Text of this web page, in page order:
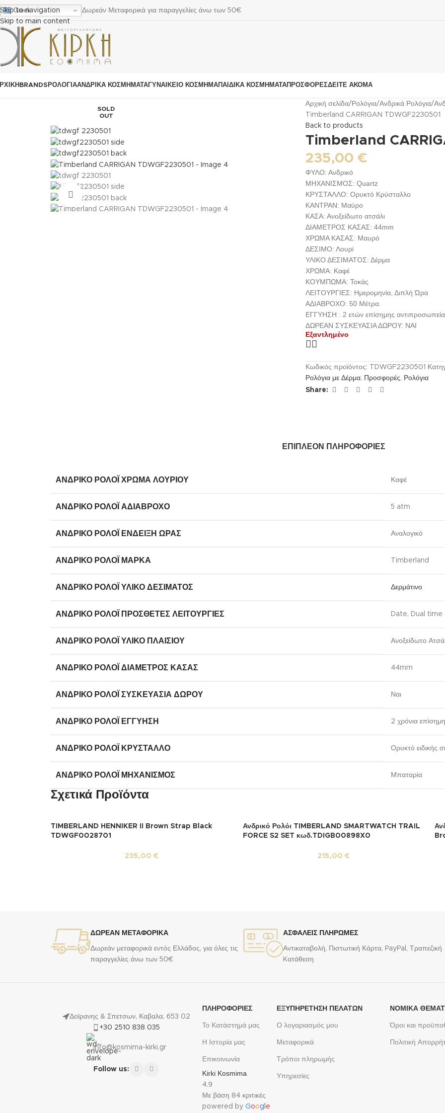
Skip to navigation
Skip to main content
Greek Δωρεάν Μεταφορικά για παραγγελίες άνω των 50€
BRANDS ΡΟΛΌΓΙΑΑΝΔΡΙΚΆ ΚΟΣΜΉΜΑΤΑ ΓΥΝΑΙΚΕΊΟ ΚΟΣΜΉΜΑΠΑΙΔΙΚΆ ΚΟΣΜΉΜΑΤΑΠΡΟΣΦΟΡΈΣΔΕΊΤΕ ΑΚΌΜΑ
SOLD
OUT
Click to enlarge
Αρχική σελίδα Ρολόγια Ανδρικά Ρολόγια
Timberland CARRIGAN TDWGF2230501
Back to products
Timberland
235,00€
ΦΥΛΟ: Ανδρικό
ΜΗΧΑΝΙΣΜΟΣ: Quartz
ΚΡΥΣΤΑΛΛΟ: Ορυκτό Κρύσταλλο
ΚΑΝΤΡΑΝ: Μαύρο
ΚΑΣΑ: Ανοξείδωτο ατσάλι
ΔΙΑΜΕΤΡΟΣ ΚΑΣΑΣ: 44mm
ΧΡΩΜΑ ΚΑΣΑΣ: Μαυρό
ΔΕΣΙΜΟ: Λουρί
ΥΛΙΚΟ ΔΕΣΙΜΑΤΟΣ: Δέρμα
ΧΡΩΜΑ: Καφέ
ΚΟΥΜΠΩΜΑ: Τοκάς
ΛΕΙΤΟΥΡΓΙΕΣ: Ημερομηνία, Διπλή Ώρα
ΑΔΙΑΒΡΟΧΟ: 50 Μέτρα.
ΕΓΓΥΗΣΗ : 2 ετών επίσημης
ΔΩΡΕΑΝ ΣΥΣΚΕΥΑΣΙΑ ΔΩΡΟΥ: NAI
Εξαντλημένο
Κωδικός προϊόντος: TDWGF2230501
Ρολόγια με Δέρμα, Προσφορές, Ρολόγια
Share:
ΕΠΙΠΛΈΟΝ ΠΛΗΡΟΦΟΡΊΕΣ
ΑΝΔΡΙΚΌ ΡΟΛΌΙ ΧΡΏΜΑ ΛΟΥΡΙΟΎ Καφέ
ΑΝΔΡΙΚΌ ΡΟΛΌΙ ΑΔΙΆΒΡΟΧΟ 5 atm
ΑΝΔΡΙΚΌ ΡΟΛΌΙ ΈΝΔΕΙΞΗ ΏΡΑΣ Αναλογικό
ΑΝΔΡΙΚΌ ΡΟΛΌΙ ΜΆΡΚΑ Timberland
ΑΝΔΡΙΚΌ ΡΟΛΌΙ ΥΛΙΚΌ ΔΈΣΙΜΑΤΟΣ Δερμάτινο
ΑΝΔΡΙΚΌ ΡΟΛΌΙ ΠΡΌΣΘΕΤΕΣ ΛΕΙΤΟΥΡΓΊΕΣ Date, Dual time
ΑΝΔΡΙΚΌ ΡΟΛΌΙ ΥΛΙΚΌ ΠΛΑΙΣΊΟΥ Ανοξείδωτο
ΑΝΔΡΙΚΌ ΡΟΛΌΙ ΔΙΆΜΕΤΡΟΣ ΚΆΣΑΣ 44mm
ΑΝΔΡΙΚΌ ΡΟΛΌΙ ΣΥΣΚΕΥΑΣΊΑ ΔΏΡΟΥ Ναι
ΑΝΔΡΙΚΌ ΡΟΛΌΙ ΕΓΓΎΗΣΗ 2 χρόνια
ΑΝΔΡΙΚΌ ΡΟΛΌΙ ΚΡΎΣΤΑΛΛΟ Ορυκτό ειδικής
ΑΝΔΡΙΚΌ ΡΟΛΌΙ ΜΗΧΑΝΙΣΜΌΣ Μπαταρία
Σχετικά Προϊόντα
TIMBERLAND HENNIKER II Brown Strap Black
TDWGF0028701
235,00€
Ανδρικό Ρολόι TIMBERLAND SMARTWATCH TRAIL
FORCE S2 SET κωδ.TDIGB00898X0
215,00€
ΔΩΡΕΑΝ ΜΕΤΑΦΟΡΙΚΑ
Δωρεάν μεταφορικά εντός Ελλάδος, για όλες τις
παραγγελίες άνω των 50€
ΑΣΦΑΛΕΙΣ ΠΛΗΡΩΜΕΣ
Αντικαταβολή, Πιστωτική Κάρτα, PayPal, Τραπεζική
Kατάθεση
Δοϊρανης & Σπετσων, Καβαλα, 653 02
+30 2510 838 035
info@kosmima-kirki.gr
Follow us:
ΠΛΗΡΟΦΟΡΙΕΣ
Το Κατάστημά μας
Η Ιστορία μας
Επικοινωνία
Kirki Kosmima
4.9
Με βάση 84 κριτικές
powered by Goog e
ΕΞΥΠΗΡΈΤΗΣΗ ΠΕΛΑΤΏΝ
Ο λογαριασμός μου
Μεταφορικά
Τρόποι πληρωμής
Υπηρεσίες
ΝΟΜΙΚΆ
Όροι και
Πολιτική